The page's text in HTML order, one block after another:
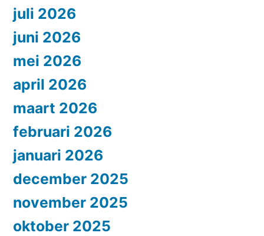
juli 2026
juni 2026
mei 2026
april 2026
maart 2026
februari 2026
januari 2026
december 2025
november 2025
oktober 2025